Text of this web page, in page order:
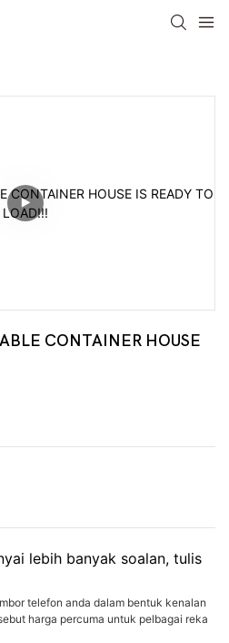
CONTAINER HOUSE
lebih banyak soalan, tulis
telefon anda dalam bentuk kenalan
harga percuma untuk pelbagai reka